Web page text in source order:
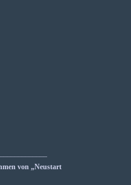
von „Neustart